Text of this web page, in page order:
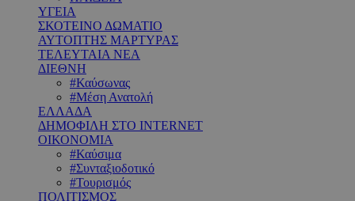
ΥΓΕΙΑ
ΣΚΟΤΕΙΝΟ ΔΩΜΑΤΙΟ
ΑΥΤΟΠΤΗΣ ΜΑΡΤΥΡΑΣ
ΤΕΛΕΥΤΑΙΑ ΝΕΑ
ΔΙΕΘΝΗ
#Καύσωνας
#Μέση Ανατολή
ΕΛΛΑΔΑ
ΔΗΜΟΦΙΛΗ ΣΤΟ INTERNET
ΟΙΚΟΝΟΜΙΑ
#Καύσιμα
#Συνταξιοδοτικό
#Τουρισμός
ΠΟΛΙΤΙΣΜΟΣ